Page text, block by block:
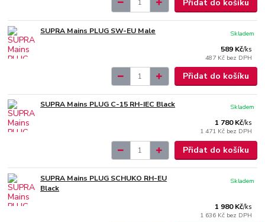
Přidat do košíku
SUPRA Mains PLUG SW-EU Male
589 Kč/ks
487 Kč bez DPH
Skladem
Přidat do košíku
SUPRA Mains PLUG C-15 RH-IEC Black
1 780 Kč/ks
1 471 Kč bez DPH
Skladem
Přidat do košíku
SUPRA Mains PLUG SCHUKO RH-EU
Black
1 980 Kč/ks
1 636 Kč bez DPH
Skladem